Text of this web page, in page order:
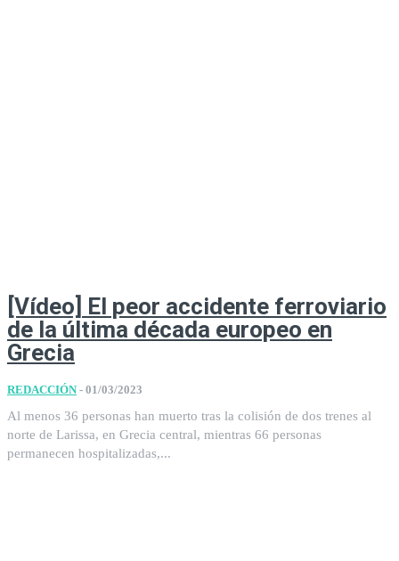
[Vídeo] El peor accidente ferroviario
de la última década europeo en
Grecia
REDACCIÓN - 01/03/2023
Al menos 36 personas han muerto tras la colisión de dos trenes al
norte de Larissa, en Grecia central, mientras 66 personas
permanecen hospitalizadas,...